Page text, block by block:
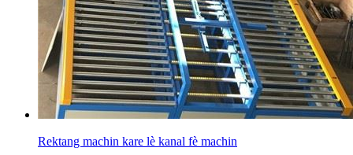
Rektang machin kare lè kanal fè machin